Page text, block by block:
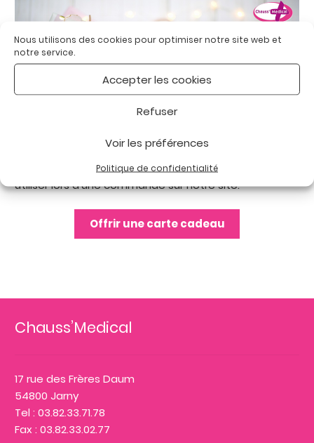
Nous utilisons des cookies pour optimiser notre site web et
notre service.
Accepter les cookies
Refuser
Voir les préférences
Politique de confidentialité
Envoyée par e-mail au destinataire de votre choix, la
carte cadeau se présente sous forme de code à
utiliser lors d’une commande sur notre site.
Offrir une carte cadeau
Chauss’Medical
17 rue des Frères Daum
54800 Jarny
Tel : 03.82.33.71.78
Fax : 03.82.33.02.77